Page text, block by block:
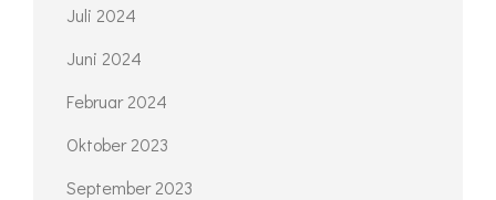
Juli 2024
Juni 2024
Februar 2024
Oktober 2023
September 2023